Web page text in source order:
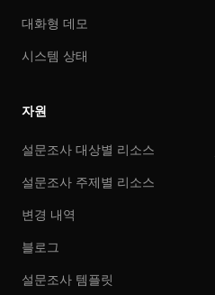
대화형 데모
시스템 상태
자원
설문조사 대상별 리소스
설문조사 주제별 리소스
변경 내역
블로그
설문조사 템플릿